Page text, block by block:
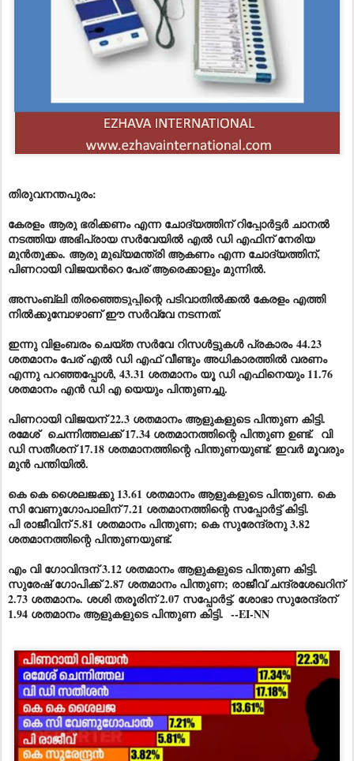
തിരുവനന്തപുരം:
കേരളം ആരു ഭരിക്കണം എന്ന ചോദ്യത്തിന് റിപ്പോർട്ടർ ചാനൽ
നടത്തിയ അഭിപ്രായ സർവേയിൽ എൽ ഡി എഫിന് നേരിയ
മുൻ‌തൂക്കം. ആരു മുഖ്യമന്ത്രി ആകണം എന്ന ചോദ്യത്തിന്,
പിണറായി വിജയൻറെ പേര് ആരെക്കാളും മുന്നിൽ.
അസംബ്ലി തിരഞ്ഞെടുപ്പിന്റെ പടിവാതിൽക്കൽ കേരളം എത്തി
നിൽക്കുമ്പോഴാണ് ഈ സർവ്വേ നടന്നത്.
ഇന്നു വിളംബരം ചെയ്ത സർവേ റിസൾട്ടുകൾ പ്രകാരം44.23
ശതമാനം പേര് എൽ ഡി എഫ് വീണ്ടും അധികാരത്തിൽ വരണം
എന്നു പറഞ്ഞപ്പോൾ, 43.31 ശതമാനം യൂ ഡി എഫിനെയും 11.76
ശതമാനം എൻ ഡി എ യെയും പിന്തുണച്ചു.
പിണറായി വിജയന് 22.3 ശതമാനം ആളുകളുടെ പിന്തുണ കിട്ടി.
രമേശ് ചെന്നിത്തലക്ക് 17.34 ശതമാനത്തിന്റെ പിന്തുണ ഉണ്ട്. വി
ഡി സതീശന് 17.18 ശതമാനത്തിന്റെ പിന്തുണയുണ്ട്. ഇവർ മൂവരും
മുൻ പന്തിയിൽ.
കെ കെ ശൈലജക്കു 13.61 ശതമാനം ആളുകളുടെ പിന്തുണ. കെ
സി വേണുഗോപാലിന് 7.21 ശതമാനത്തിന്റെ സപ്പോർട്ട് കിട്ടി.
പി രാജീവിന് 5.81 ശതമാനം പിന്തുണ; കെ സുരേന്ദ്രനു 3.82
ശതമാനത്തിന്റെ പിന്തുണയുണ്ട്.
എം വി ഗോവിന്ദന് 3.12 ശതമാനം ആളുകളുടെ പിന്തുണ കിട്ടി.
സുരേഷ് ഗോപിക്ക് 2.87 ശതമാനം പിന്തുണ; രാജീവ് ചന്ദ്രശേഖറിന്
2.73 ശതമാനം. ശശി തരൂരിന് 2.07 സപ്പോർട്ട്. ശോഭാ സുരേന്ദ്രന്
1.94 ശതമാനം ആളുകളുടെ പിന്തുണ കിട്ടി. --EI-NN